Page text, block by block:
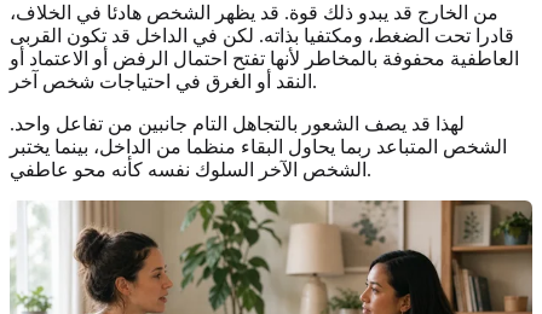
من الخارج قد يبدو ذلك قوة. قد يظهر الشخص هادئا في الخلاف،
قادرا تحت الضغط، ومكتفيا بذاته. لكن في الداخل قد تكون القربى
العاطفية محفوفة بالمخاطر لأنها تفتح احتمال الرفض أو الاعتماد أو
النقد أو الغرق في احتياجات شخص آخر.
لهذا قد يصف الشعور بالتجاهل التام جانبين من تفاعل واحد.
الشخص المتباعد ربما يحاول البقاء منظما من الداخل، بينما يختبر
الشخص الآخر السلوك نفسه كأنه محو عاطفي.